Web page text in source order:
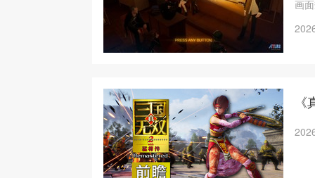
画